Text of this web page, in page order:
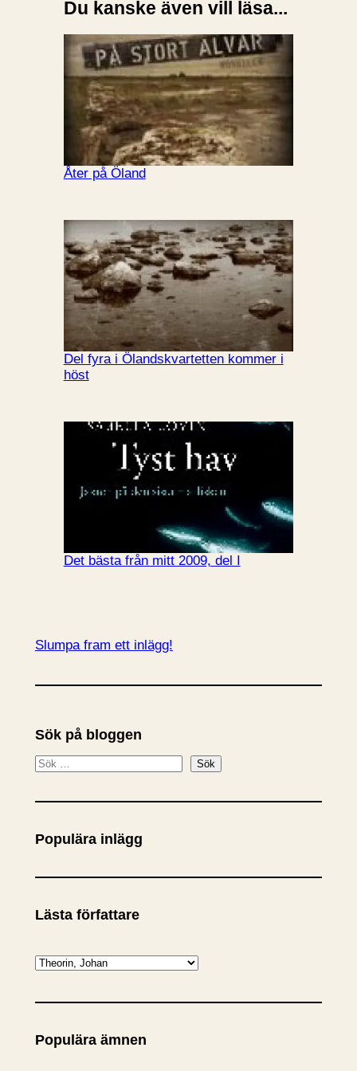
Du kanske även vill läsa...
Åter på Öland
Del fyra i Ölandskvartetten kommer i
höst
Det bästa från mitt 2009, del I
Slumpa fram ett inlägg!
Sök på bloggen
S
k
Sök
Populära inlägg
Lästa författare
K
t
g
Populära ämnen